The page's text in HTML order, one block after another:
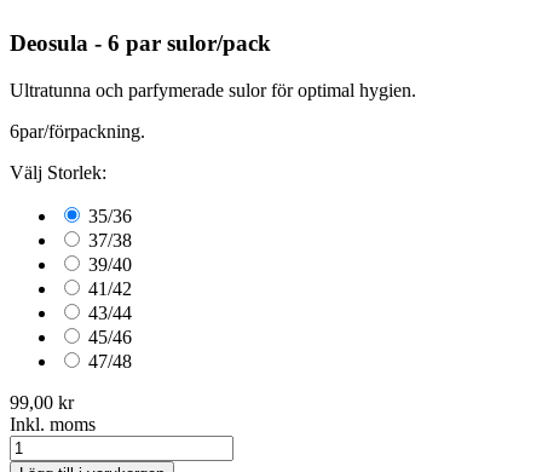
Deosula - 6 par sulor/pack
Ultratunna och parfymerade sulor för optimal hygien.
6par/förpackning.
Välj Storlek:
35/36
37/38
39/40
41/42
43/44
45/46
47/48
99,00 kr
Inkl. moms